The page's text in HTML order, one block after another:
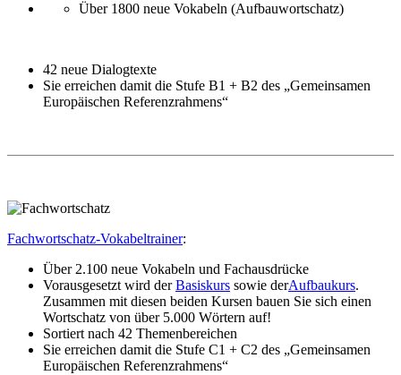
Über 1800 neue Vokabeln (Aufbauwortschatz)
42 neue Dialogtexte
Sie erreichen damit die Stufe B1 + B2 des „Gemeinsamen
Europäischen Referenzrahmens“
Fachwortschatz-Vokabeltrainer:
Über 2.100 neue Vokabeln und Fachausdrücke
Vorausgesetzt wird derBasiskurs sowie derAufbaukurs.
Zusammen mit diesen beiden Kursen bauen Sie sich einen
Wortschatz von über 5.000 Wörtern auf!
Sortiert nach 42 Themenbereichen
Sie erreichen damit die Stufe C1 + C2 des „Gemeinsamen
Europäischen Referenzrahmens“